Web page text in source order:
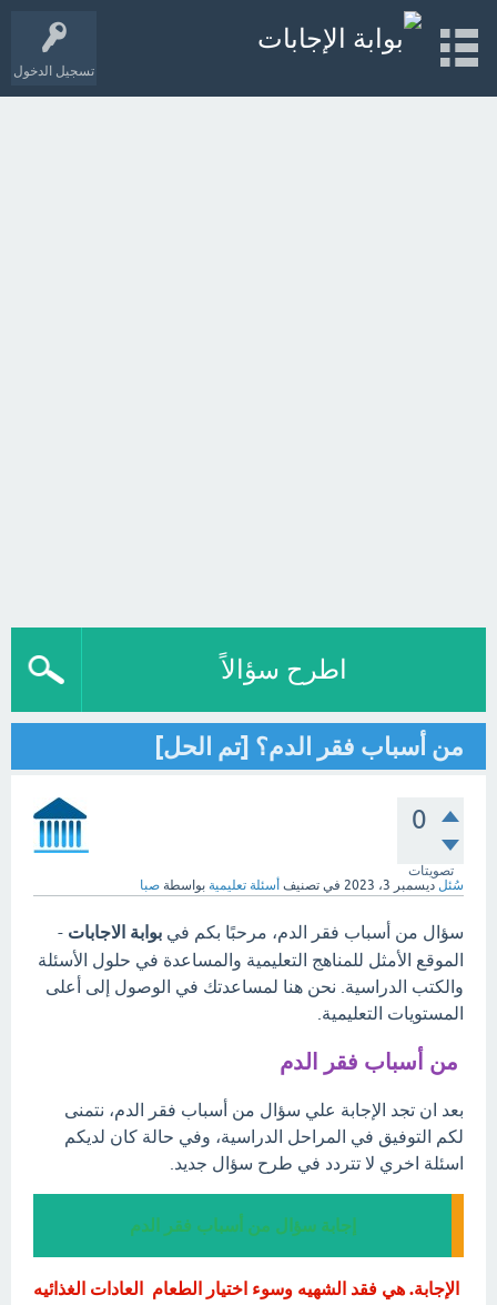
تسجيل الدخول
اطرح سؤالاً
من أسباب فقر الدم؟ [تم الحل]
0
تصويتات
سُئل ديسمبر 3، 2023 في تصنيف أسئلة تعليمية بواسطة صبا
سؤال من أسباب فقر الدم، مرحبًا بكم في بوابة الاجابات -
الموقع الأمثل للمناهج التعليمية والمساعدة في حلول الأسئلة
والكتب الدراسية. نحن هنا لمساعدتك في الوصول إلى أعلى
المستويات التعليمية.
من أسباب فقر الدم
بعد ان تجد الإجابة علي سؤال من أسباب فقر الدم، نتمنى
لكم التوفيق في المراحل الدراسية، وفي حالة كان لديكم
اسئلة اخري لا تتردد في طرح سؤال جديد.
إجابة سؤال من أسباب فقر الدم
الإجابة. هي فقد الشهيه وسوء اختيار الطعام العادات الغذائيه